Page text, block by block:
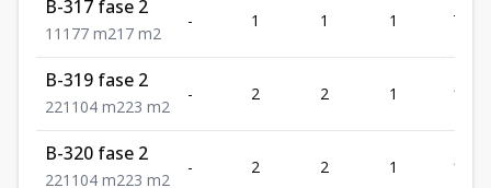
B-317 fase 2
1 1 1 77 m217 m2
- 1 1 1 77
B-319 fase 2
221 104 m223 m2
- 2 2 1 104
B-320 fase 2
221 104 m223 m2
- 2 2 1 104